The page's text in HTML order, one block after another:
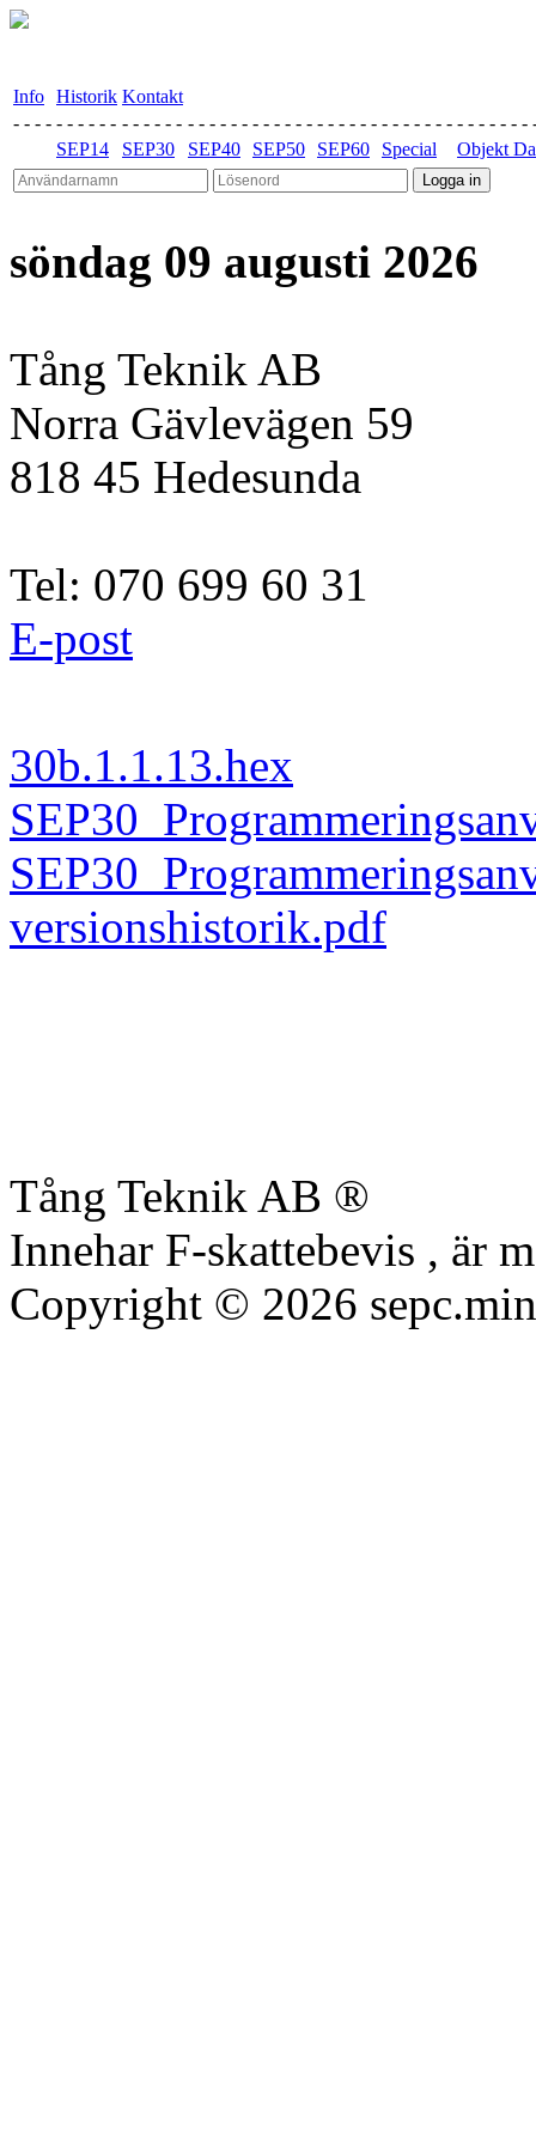
Info Historik Kontakt
- - - - - - - - - - - - - - - - - - - - - - - - - - - - - - - - - - - - - - - - - - - - - - - -
SEP14
SEP30 SEP40 SEP50 SEP60 Special Objekt
söndag 09 augusti 2026
Tång Teknik AB
Norra Gävlevägen 59
818 45 Hedesunda
Tel: 070 699 60 31
E-post
30b.1.1.13.hex
versionshistorik.pdf
Tång Teknik AB ®
Innehar F-skattebevis , är
Copyright © 2026